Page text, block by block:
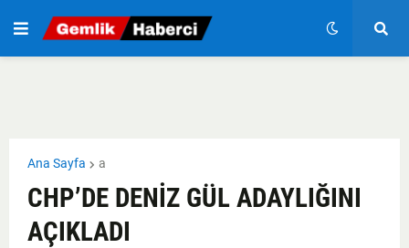
Ana Sayfa a
CHP’DE DENİZ GÜL ADAYLIĞINI
AÇIKLADI